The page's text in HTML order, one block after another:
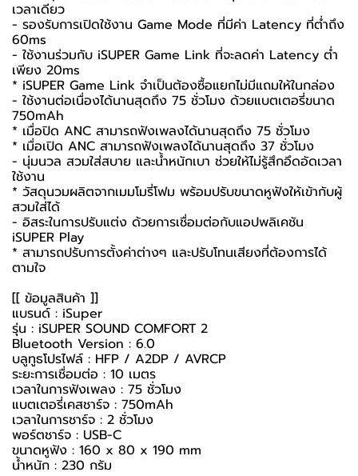
เวลาเดียว
- รองรับการเปิดใช้งาน Game Mode ที่มีค่า Latency ที่ต่ำถึง
60ms
- ใช้งานร่วมกับ iSUPER Game Link ที่จะลดค่า Latency ต่ำ
เพียง 20ms
* iSUPER Game Link จำเป็นต้องซื้อแยกไม่มีแถมให้ในกล่อง
- ใช้งานต่อเนื่องได้นานสุดถึง 75 ชั่วโมง ด้วยแบตเตอรี่ขนาด
750mAh
* เมื่อปิด ANC สามารถฟังเพลงได้นานสุดถึง 75 ชั่วโมง
* เมื่อเปิด ANC สามารถฟังเพลงได้นานสุดถึง 37 ชั่วโมง
- นุ่มนวล สวมใส่สบาย และน้ำหนักเบา ช่วยให้ไม่รู้สึกอึดอัดเวลา
ใช้งาน
* วัสดุนวมผลิตจากเมมโมรี่โฟม พร้อมปรับขนาดหูฟังให้เข้ากับผู้
สวมใส่ได้
- อิสระในการปรับแต่ง ด้วยการเชื่อมต่อกับแอปพลิเคชัน
iSUPER Play
* สามารถปรับการตั้งค่าต่างๆ และปรับโทนเสียงที่ต้องการได้
ตามใจ
[[ ข้อมูลสินค้า ]]
แบรนด์ : iSuper
รุ่น : iSUPER SOUND COMFORT 2
Bluetooth Version : 6.0
บลูทูธโปรไฟล์ : HFP / A2DP / AVRCP
ระยะการเชื่อมต่อ : 10 เมตร
เวลาในการฟังเพลง : 75 ชั่วโมง
แบตเตอรี่เคสชาร์จ : 750mAh
เวลาในการชาร์จ : 2 ชั่วโมง
พอร์ตชาร์จ : USB-C
ขนาดหูฟัง : 160 x 80 x 190 mm
น้ำหนัก : 230 กรัม